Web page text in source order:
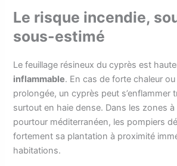
Le risque incendie,
sous-estimé
Le feuillage résineux du cyprès est
inflammable. En cas de forte chaleur
prolongée, un cyprès peut s’enflammer
surtout en haie dense. Dans les zones
pourtour méditerranéen, les pompiers
fortement sa plantation à proximité
habitations.